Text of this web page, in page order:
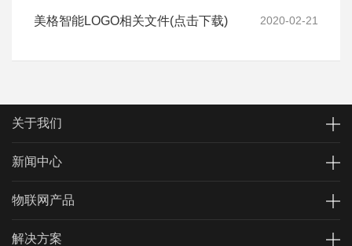
美格智能LOGO相关文件(点击下载) 2020-02-21
关于我们
新闻中心
物联网产品
解决方案